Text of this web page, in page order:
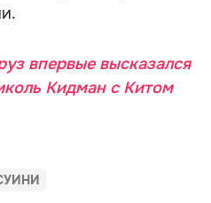
впервые высказался
Кидман с Китом